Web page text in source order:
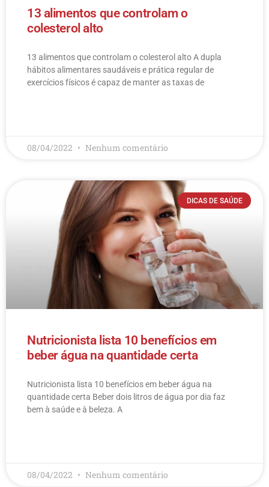
13 alimentos que controlam o
colesterol alto
13 alimentos que controlam o colesterol alto​ A dupla
hábitos alimentares saudáveis e prática regular de
exercícios físicos é capaz de manter as taxas de
08/04/2022 Nenhum comentário
DICAS DE SAÚDE
Nutricionista lista 10 benefícios em
beber água na quantidade certa
Nutricionista lista 10 benefícios em beber água na
quantidade certa Beber dois litros de água por dia faz
bem à saúde e à beleza. A
08/04/2022 Nenhum comentário